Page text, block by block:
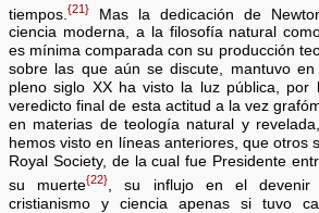
tiempos.{21}
Mas la dedicación de
ciencia moderna, a la filosofía natural
es mínima comparada con su producción
sobre las que aún se discute, mantuvo
pleno siglo XX ha visto la luz pública, por
veredicto final de esta actitud a la vez
en materias de teología natural y
hemos visto en líneas anteriores, que otros
Royal Society, de la cual fue Presidente
su muerte{22}, su influjo en el devenir
cristianismo y ciencia apenas si tuvo